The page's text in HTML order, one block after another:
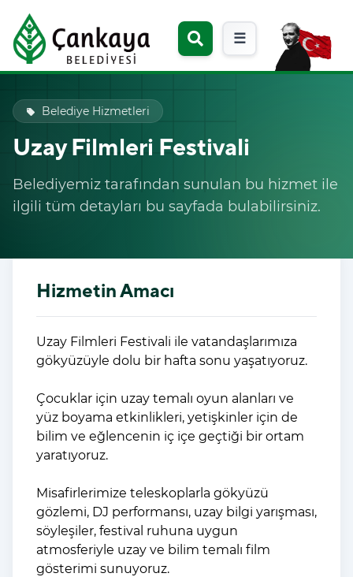
☰
local_offer Belediye Hizmetleri
Uzay Filmleri Festivali
Belediyemiz tarafından sunulan bu hizmet ile
ilgili tüm detayları bu sayfada bulabilirsiniz.
Hizmetin Amacı
Uzay Filmleri Festivali ile vatandaşlarımıza
gökyüzüyle dolu bir hafta sonu yaşatıyoruz.
Çocuklar için uzay temalı oyun alanları ve
yüz boyama etkinlikleri, yetişkinler için de
bilim ve eğlencenin iç içe geçtiği bir ortam
yaratıyoruz.
Misafirlerimize teleskoplarla gökyüzü
gözlemi, DJ performansı, uzay bilgi yarışması,
söyleşiler, festival ruhuna uygun
atmosferiyle uzay ve bilim temalı film
gösterimi sunuyoruz.